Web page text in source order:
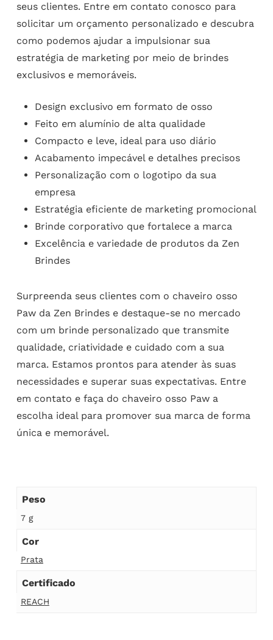
seus clientes. Entre em contato conosco para
solicitar um orçamento personalizado e descubra
como podemos ajudar a impulsionar sua
estratégia de marketing por meio de brindes
exclusivos e memoráveis.
Design exclusivo em formato de osso
Feito em alumínio de alta qualidade
Compacto e leve, ideal para uso diário
Acabamento impecável e detalhes precisos
Personalização com o logotipo da sua
empresa
Estratégia eficiente de marketing promocional
Brinde corporativo que fortalece a marca
Excelência e variedade de produtos da Zen
Brindes
Surpreenda seus clientes com o chaveiro osso
Paw da Zen Brindes e destaque-se no mercado
com um brinde personalizado que transmite
qualidade, criatividade e cuidado com a sua
marca. Estamos prontos para atender às suas
necessidades e superar suas expectativas. Entre
em contato e faça do chaveiro osso Paw a
escolha ideal para promover sua marca de forma
única e memorável.
Peso
7 g
Cor
Prata
Certificado
REACH